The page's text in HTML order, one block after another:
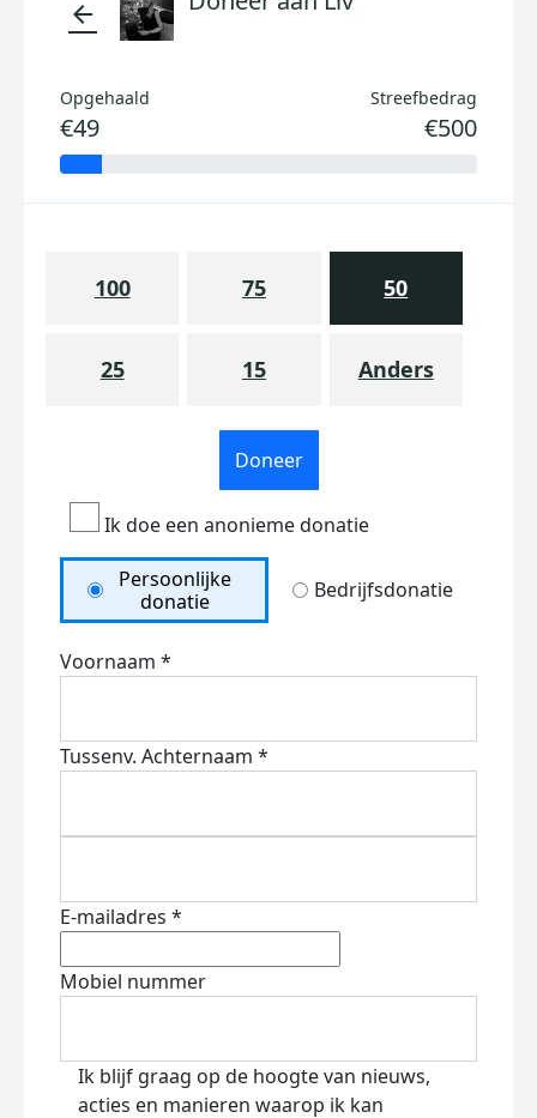
arrow_back
Opgehaald
€49
Streefbedrag
€500
100 75 50
25 15 Anders
Doneer
Ik doe een anonieme donatie
Persoonlijke
donatie
Bedrijfsdonatie
Voornaam *
Tussenv. Achternaam *
E-mailadres *
Mobiel nummer
Ik blijf graag op de hoogte van nieuws,
acties en manieren waarop ik kan